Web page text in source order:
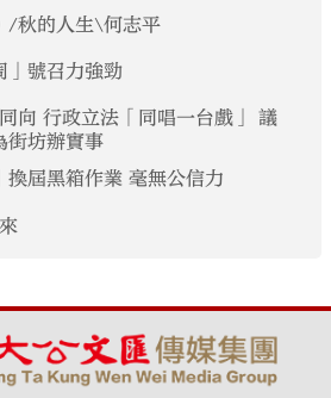
/秋的人生\何志平
」號召力強勁
向 行政立法「同唱一台戲」 議
街坊辦實事
換屆黑箱作業 毫無公信力